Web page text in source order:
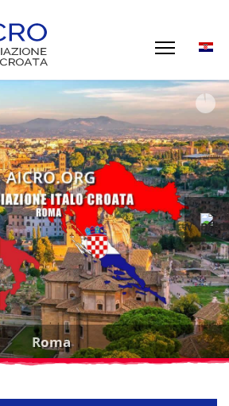
Roma
Giornata mondiale della Poesia
20 marzo 2026